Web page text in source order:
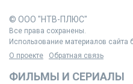
© ООО "НТВ-ПЛЮС"
Все права сохранены.
Использование материалов сайта
О проекте
Обратная связь
ФИЛЬМЫ И СЕРИАЛЫ